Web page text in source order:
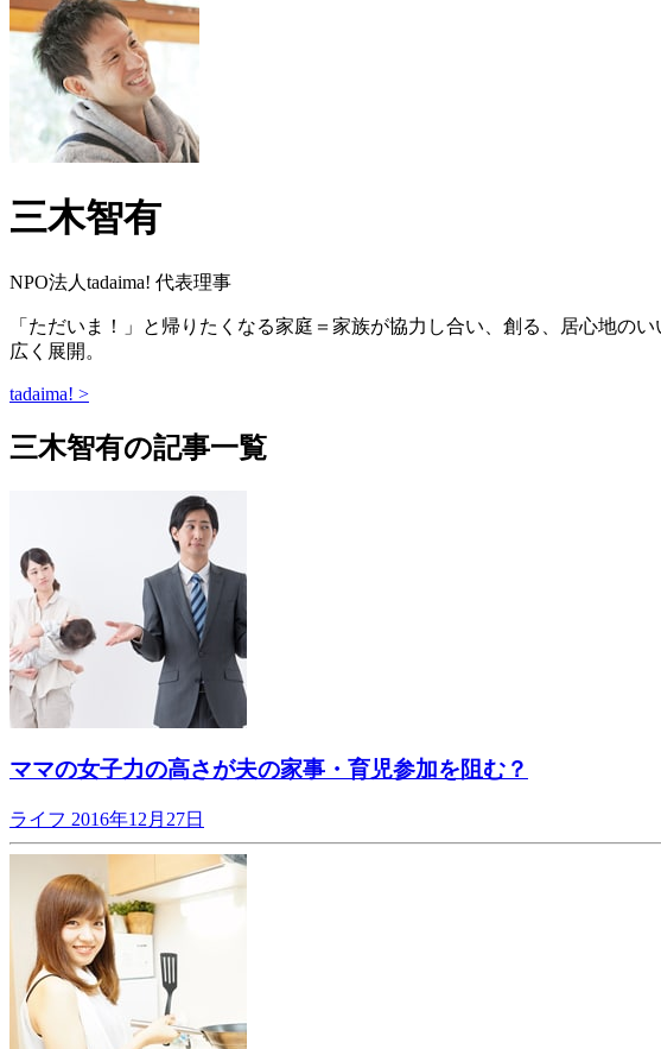
三木智有
NPO法人tadaima! 代表理事
「ただいま！」と帰りたくなる家庭＝家族が協力し合い、創る、居心地の
広く展開。
tadaima! >
三木智有の記事一覧
ママの女子力の高さが夫の家事・育児参加を阻む？
ライフ 2016年12月27日